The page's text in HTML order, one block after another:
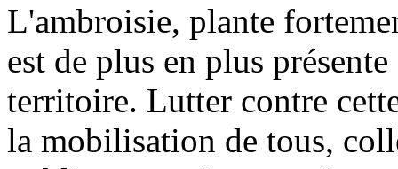
L'ambroisie, plante
est de plus en plus
territoire. Lutter contre
la mobilisation de tous,